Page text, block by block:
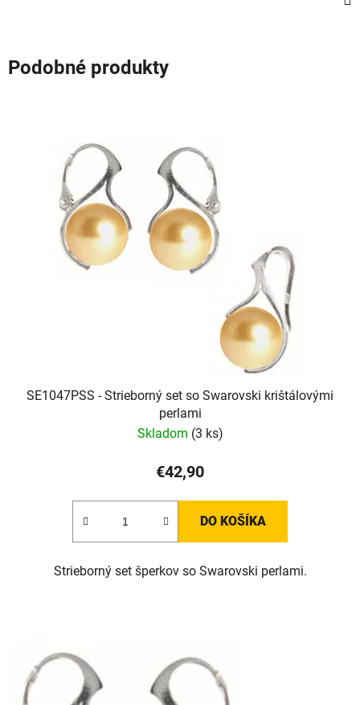
Podobné produkty
SE1047PSS - Strieborný set so Swarovski krištálovými
perlami
Skladom (3 ks)
€42,90
DO KOŠÍKA
Strieborný set šperkov so Swarovski perlami.